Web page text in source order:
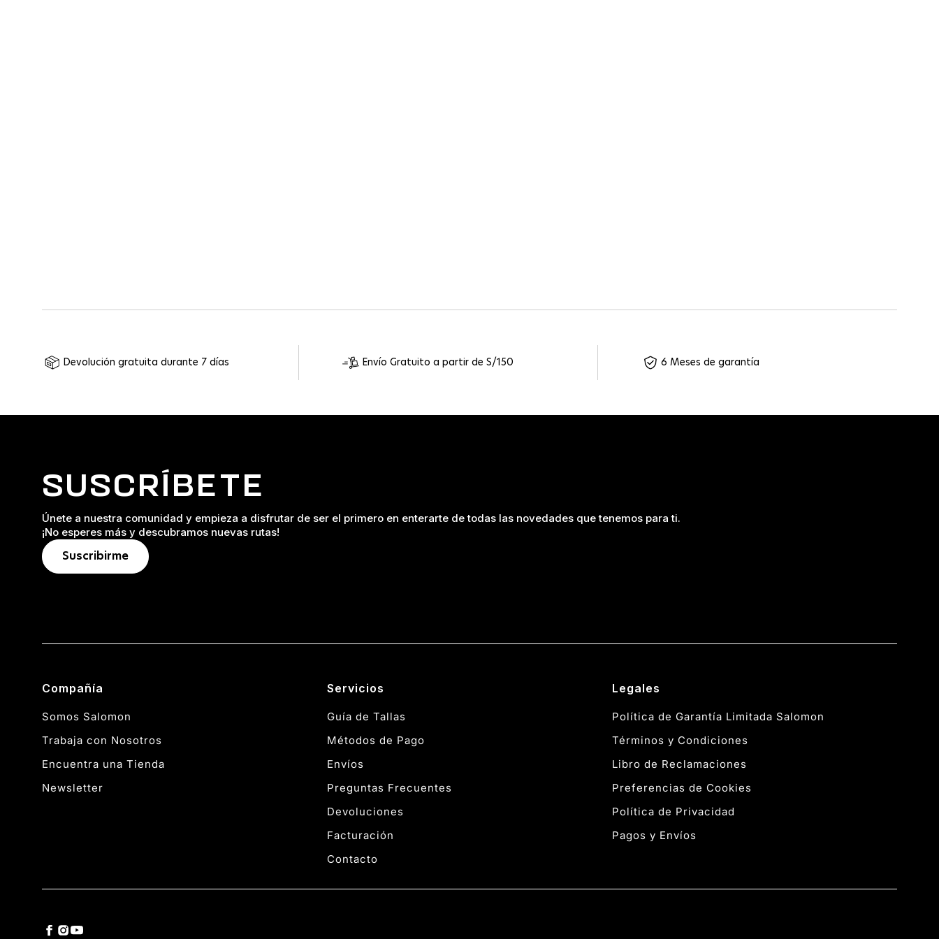
Devolución gratuita durante 7 días Envío Gratuito a partir de S/150 6 Meses de garantía
SUSCRÍBETE
Únete a nuestra comunidad y empieza a disfrutar de ser el primero en enterarte de todas las novedades que tenemos para ti.
¡No esperes más y descubramos nuevas rutas!
Suscribirme
Compañía
Somos Salomon
Trabaja con Nosotros
Encuentra una Tienda
Newsletter
Servicios
Guía de Tallas
Métodos de Pago
Envíos
Preguntas Frecuentes
Devoluciones
Facturación
Contacto
Legales
Política de Garantía Limitada Salomon
Términos y Condiciones
Libro de Reclamaciones
Preferencias de Cookies
Política de Privacidad
Pagos y Envíos